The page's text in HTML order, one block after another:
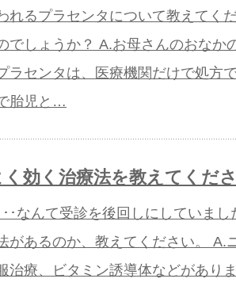
れるプラセンタについて教えてく
でしょうか？ A.お母さんのおな
ラセンタは、医療機関だけで処
胎児と…
効く治療法を教えてくだ
･なんて受診を後回しにしていま
があるのか、教えてください。
治療、ビタミン誘導体などがあり